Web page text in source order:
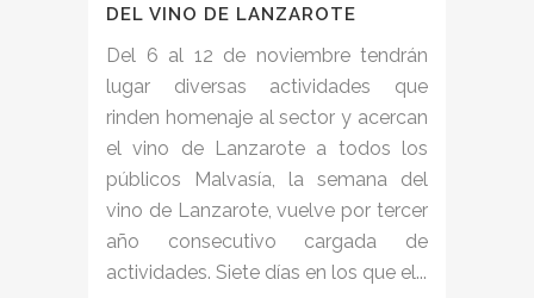
DEL VINO DE LANZAROTE
Del 6 al 12 de noviembre tendrán
lugar diversas actividades que
rinden homenaje al sector y acercan
el vino de Lanzarote a todos los
públicos Malvasía, la semana del
vino de Lanzarote, vuelve por tercer
año consecutivo cargada de
actividades. Siete días en los que el...